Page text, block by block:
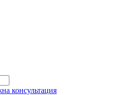
консультация